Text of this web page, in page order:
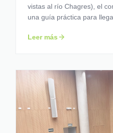
vistas al río Chagres), el
una guía práctica para
Leer más